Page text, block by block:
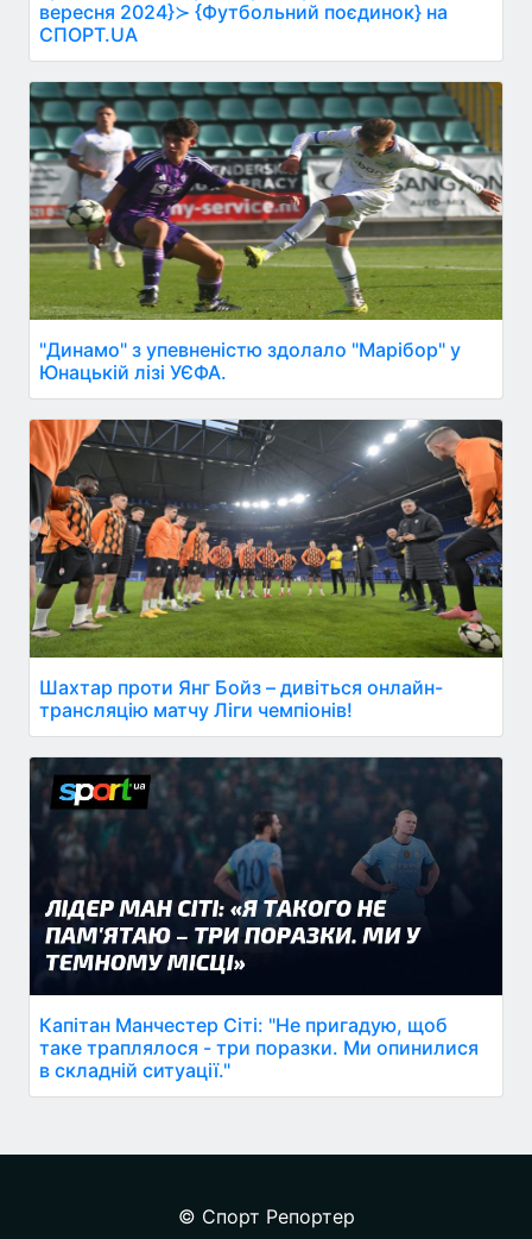
вересня 2024}≻ {Футбольний поєдинок} на
СПОРТ.UA
"Динамо" з упевненістю здолало "Марібор" у
Юнацькій лізі УЄФА.
Шахтар проти Янг Бойз – дивіться онлайн-
трансляцію матчу Ліги чемпіонів!
Капітан Манчестер Сіті: "Не пригадую, щоб
таке траплялося - три поразки. Ми опинилися
в складній ситуації."
© Спорт Репортер